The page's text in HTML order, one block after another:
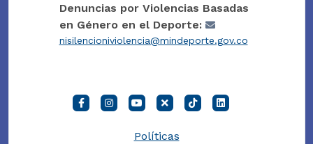
Denuncias por Violencias Basadas
en Género en el Deporte:
nisilencioniviolencia@mindeporte.gov.co
Políticas